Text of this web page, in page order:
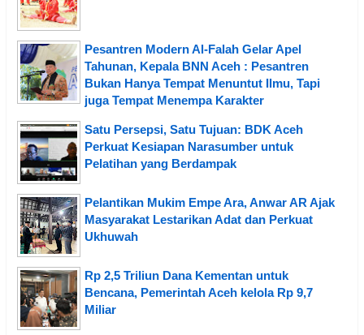
Pesantren Modern Al-Falah Gelar Apel
Tahunan, Kepala BNN Aceh : Pesantren
Bukan Hanya Tempat Menuntut Ilmu, Tapi
juga Tempat Menempa Karakter
Satu Persepsi, Satu Tujuan: BDK Aceh
Perkuat Kesiapan Narasumber untuk
Pelatihan yang Berdampak
Pelantikan Mukim Empe Ara, Anwar AR Ajak
Masyarakat Lestarikan Adat dan Perkuat
Ukhuwah
Rp 2,5 Triliun Dana Kementan untuk
Bencana, Pemerintah Aceh kelola Rp 9,7
Miliar